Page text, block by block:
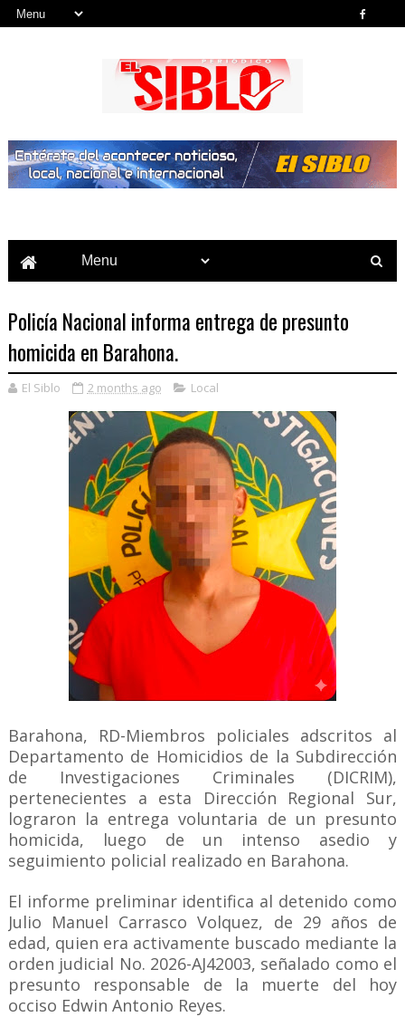
Policía Nacional informa entrega de presunto
homicida en Barahona.
El Siblo 2 months ago Local
Barahona, RD-Miembros policiales adscritos al
Departamento de Homicidios de la Subdirección
de Investigaciones Criminales (DICRIM),
pertenecientes a esta Dirección Regional Sur,
lograron la entrega voluntaria de un presunto
homicida, luego de un intenso asedio y
seguimiento policial realizado en Barahona.
El informe preliminar identifica al detenido como
Julio Manuel Carrasco Volquez, de 29 años de
edad, quien era activamente buscado mediante la
orden judicial No. 2026-AJ42003, señalado como el
presunto responsable de la muerte del hoy
occiso Edwin Antonio Reyes.